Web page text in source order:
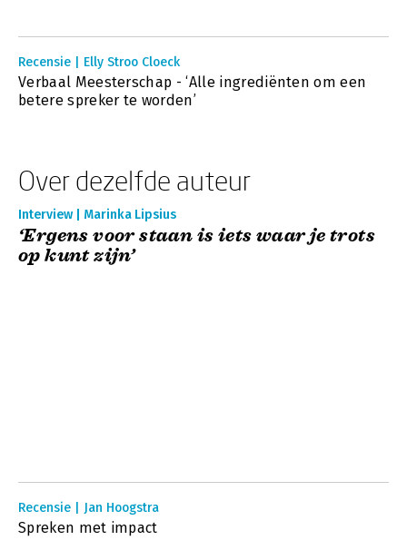
Recensie | Elly Stroo Cloeck
Verbaal Meesterschap - ‘Alle ingrediënten om een
betere spreker te worden’
Over dezelfde auteur
Interview | Marinka Lipsius
‘Ergens voor staan is iets waar je trots
op kunt zijn’
Recensie | Jan Hoogstra
Spreken met impact